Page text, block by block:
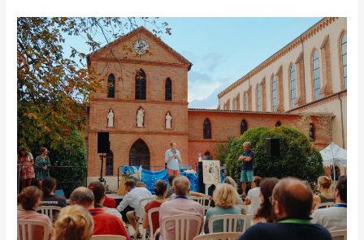
La
session
du
Village
de
François